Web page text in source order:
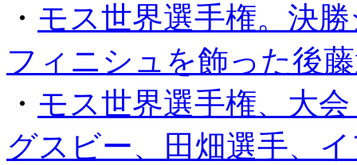
・ モス世界選手権。決
フィニシュを飾った後
・ モス世界選手権、大
グスビー、田畑選手、